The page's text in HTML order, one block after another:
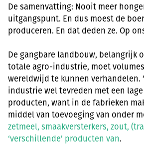
De samenvatting: Nooit meer
uitgangspunt. En dus moest de
produceren. En dat deden ze. Op
De gangbare landbouw, belangrijk
totale agro-industrie, moet
wereldwijd te kunnen verhandelen.
industrie wel tevreden met een
producten, want in de fabrieken
middel van toevoeging van onder
zetmeel, smaakversterkers, zout,
‘verschillende’ producten van.